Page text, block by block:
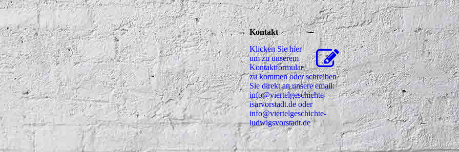
Kontakt
Klicken Sie hier
um zu unserem
Kon­takt­for­mu­lar
zu kommen oder schreiben
Sie direkt an unsere email:
info@viertelgeschichte-
isarvorstadt.de oder
info@viertelgeschichte-
ludwigsvorstadt.de